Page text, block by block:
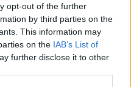
opt-out of the further
by third parties on the
This information may
on the IAB’s List of
further disclose it to other
να
την μοναδικότητα της
στην παγκόσμια